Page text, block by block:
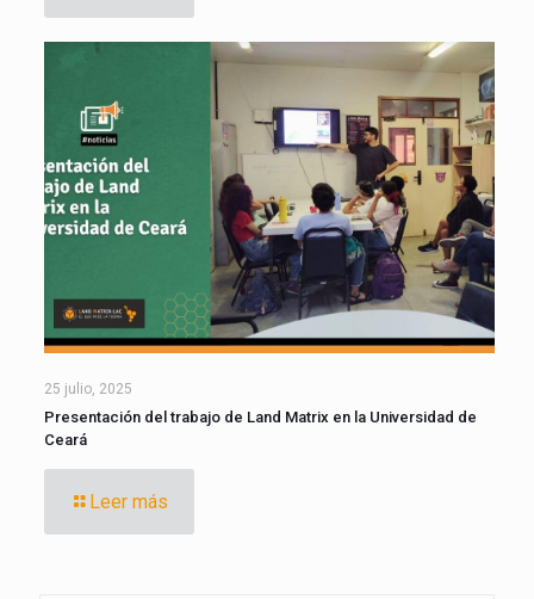
25 julio, 2025
Presentación del trabajo de Land Matrix en la Universidad de
Ceará
Leer más